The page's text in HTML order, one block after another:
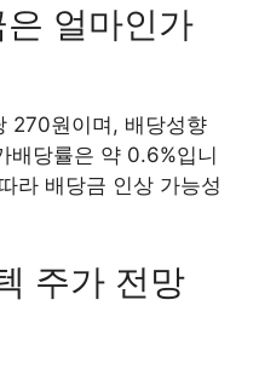
얼마인가
270원이며, 배당성향
배당률은 약 0.6%입니
라 배당금 인상 가능성
주가 전망